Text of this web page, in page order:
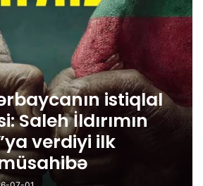
istiqlal
Saleh İldırımın
verdiyi ilk